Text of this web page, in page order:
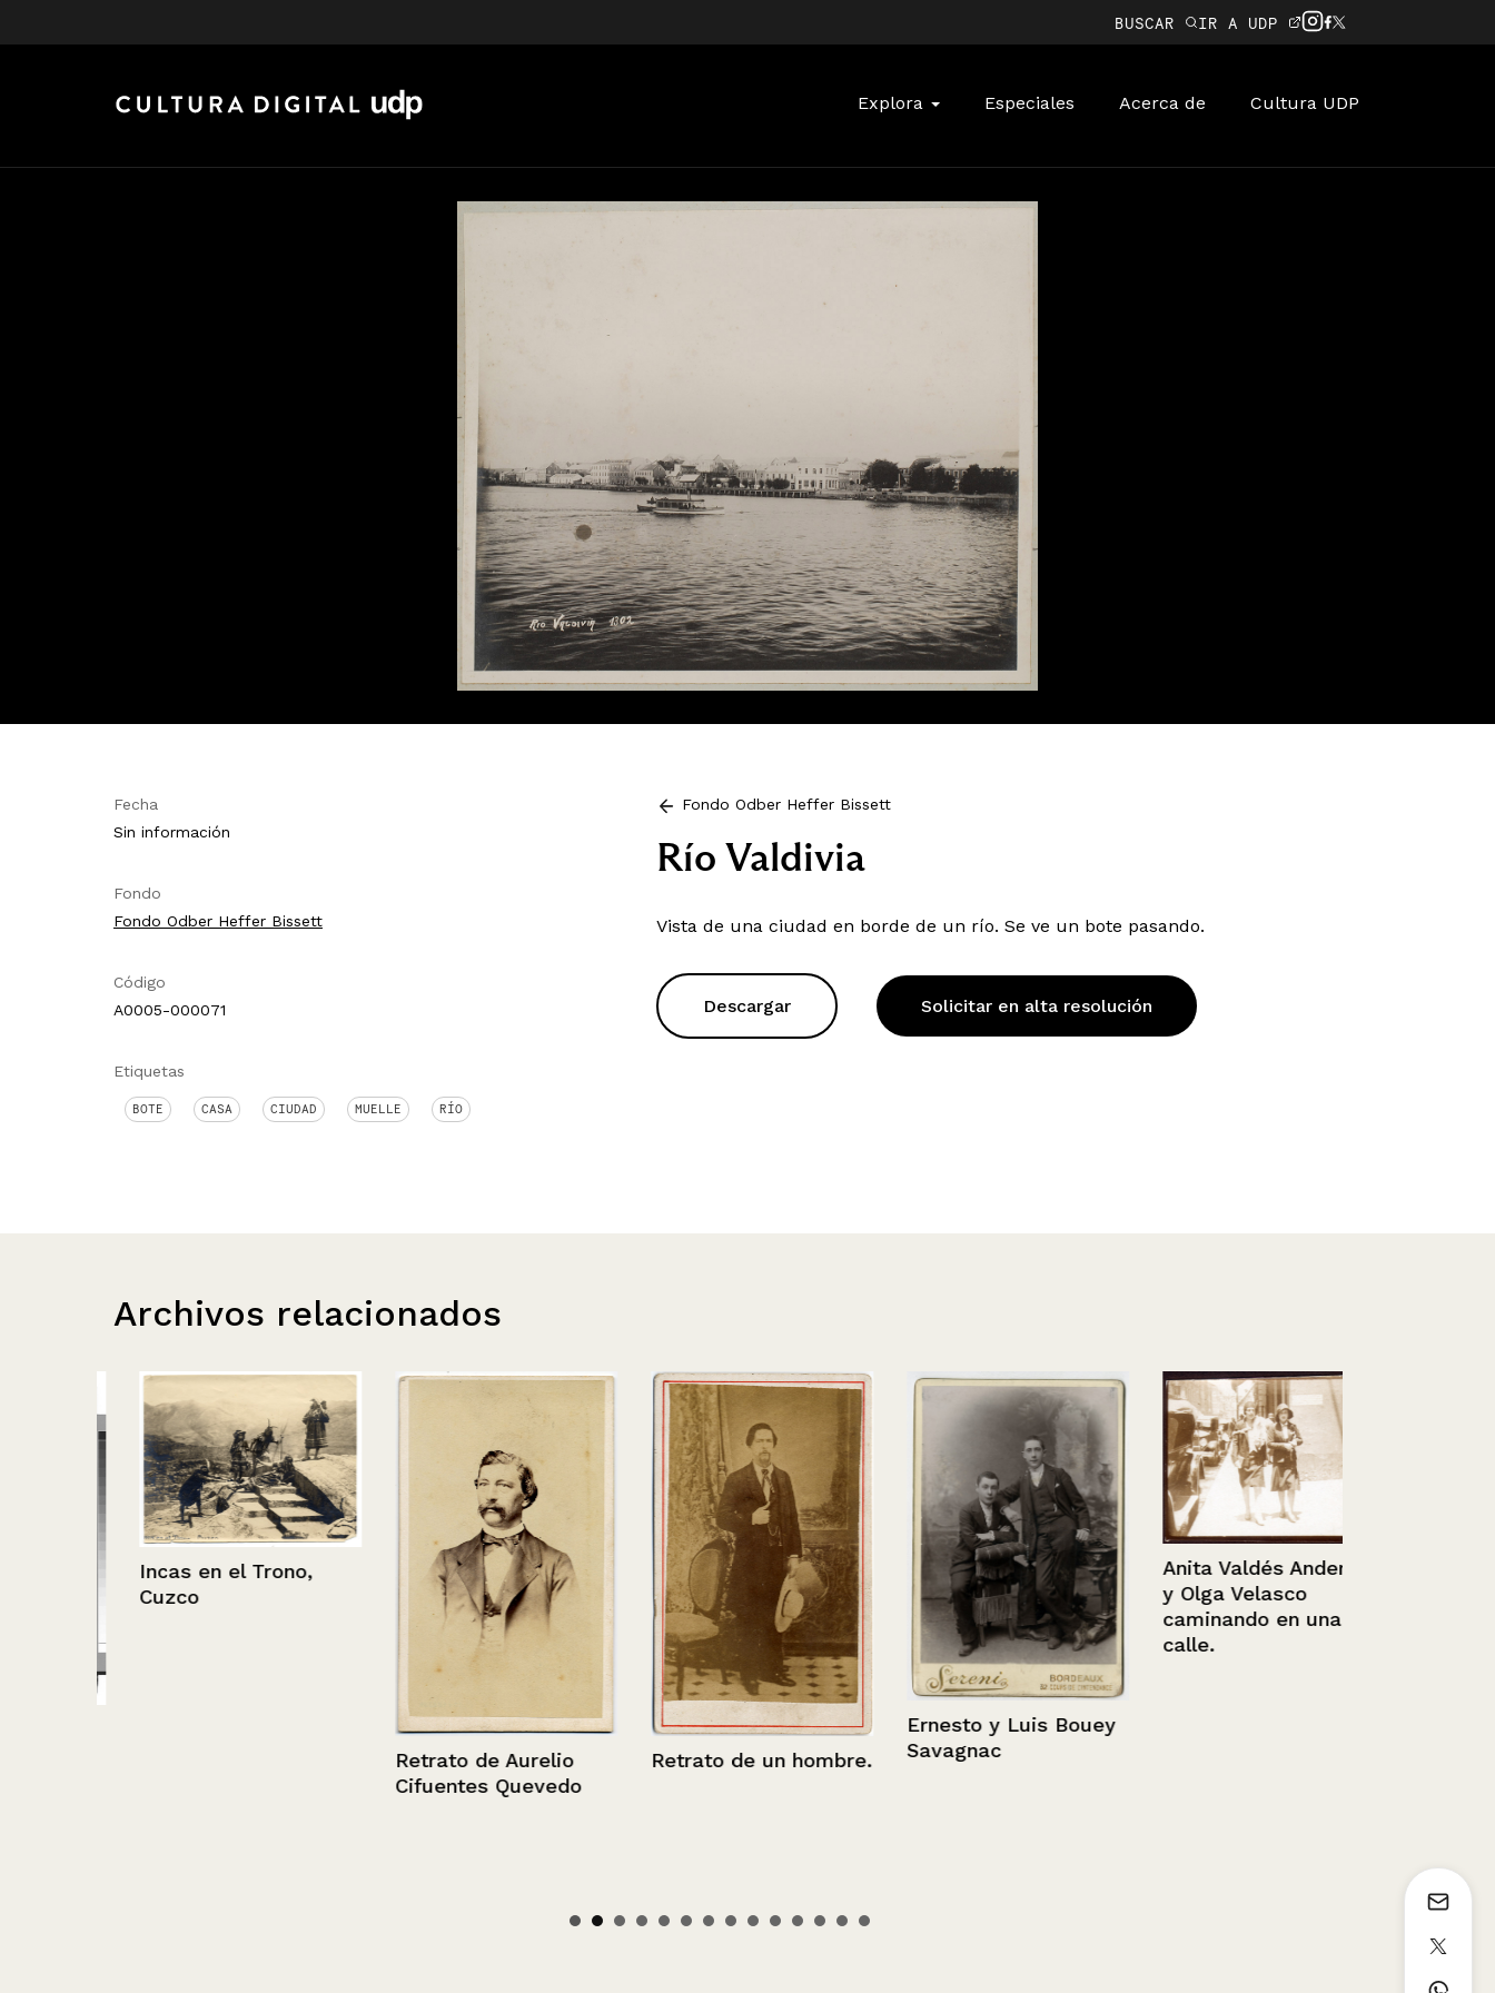
BUSCAR IR A UDP
Explora Especiales Acerca de Cultura UDP
Fecha
Sin información
Fondo
Fondo Odber Heffer Bissett
Código
A0005-000071
Etiquetas
BOTE CASA CIUDAD MUELLE RÍO
Fondo Odber Heffer Bissett
Río Valdivia
Vista de una ciudad en borde de un río. Se ve un bote pasando.
Descargar Solicitar en alta resolución
Archivos relacionados
Incas en el Trono,
Cuzco
Retrato de Aurelio
Cifuentes Quevedo
Retrato de un hombre.
Ernesto y Luis Bouey
Savagnac
Anita Valdés Anderson
y Olga Velasco
caminando en una
calle.